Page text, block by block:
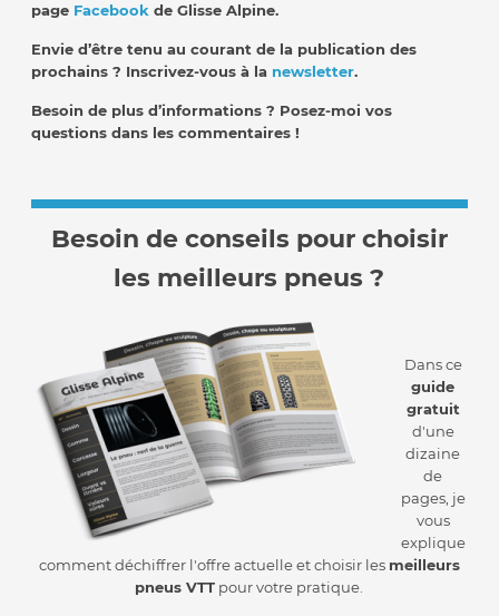
page Facebook de Glisse Alpine.
Envie d’être tenu au courant de la publication des
prochains ? Inscrivez-vous à la newsletter.
Besoin de plus d’informations ? Posez-moi vos
questions dans les commentaires !
Besoin de conseils pour choisir
les meilleurs pneus ?
Dans ce
guide
gratuit
d'une
dizaine
de
pages, je
vous
explique
comment déchiffrer l'offre actuelle et choisir les meilleurs
pneus VTT pour votre pratique.